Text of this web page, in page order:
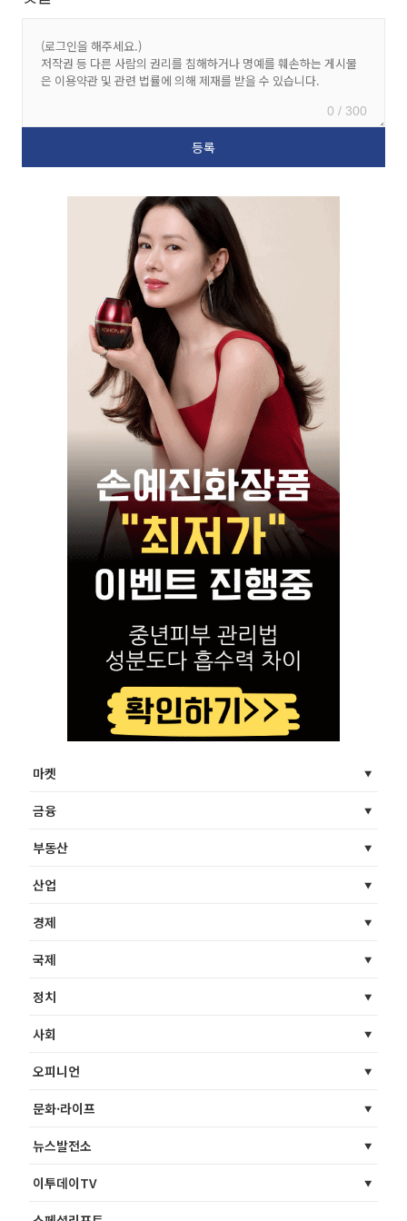
0 / 300
마켓
금융
부동산
산업
경제
국제
정치
사회
오피니언
문화·라이프
뉴스발전소
이투데이TV